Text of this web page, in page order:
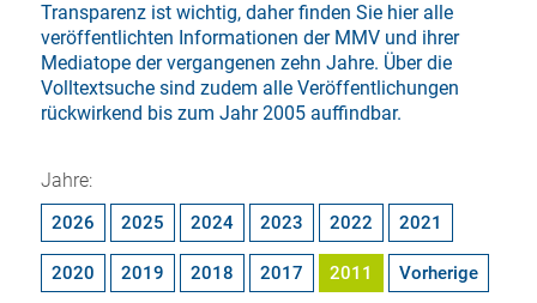
Transparenz ist wichtig, daher finden Sie hier alle
veröffentlichten Informationen der MMV und ihrer
Mediatope der vergangenen zehn Jahre. Über die
Volltextsuchesind zudem alle Veröffentlichungen
rückwirkend bis zum Jahr 2005 auffindbar.
Jahre:
2026 2025 2024 2023 2022 2021
2020 2019 2018 2017 2011 Vorherige